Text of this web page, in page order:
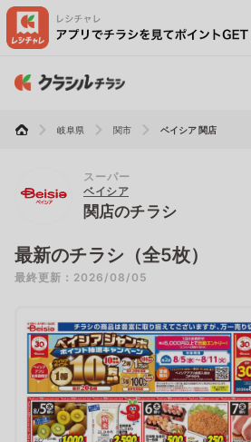
岐阜県 関市 ベイシア 関店
スーパー
ベイシア
関店のチラシ
最新のチラシ（全5枚）
最終更新：2026/08/05